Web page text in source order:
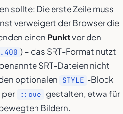
sollte: Die erste Zeile muss
verweigert der Browser die
einen Punktvor den
) – das SRT-Format nutzt
SRT-Dateien nicht
optionalen STYLE -Block
per
::cue gestalten, etwa für
Bildern.